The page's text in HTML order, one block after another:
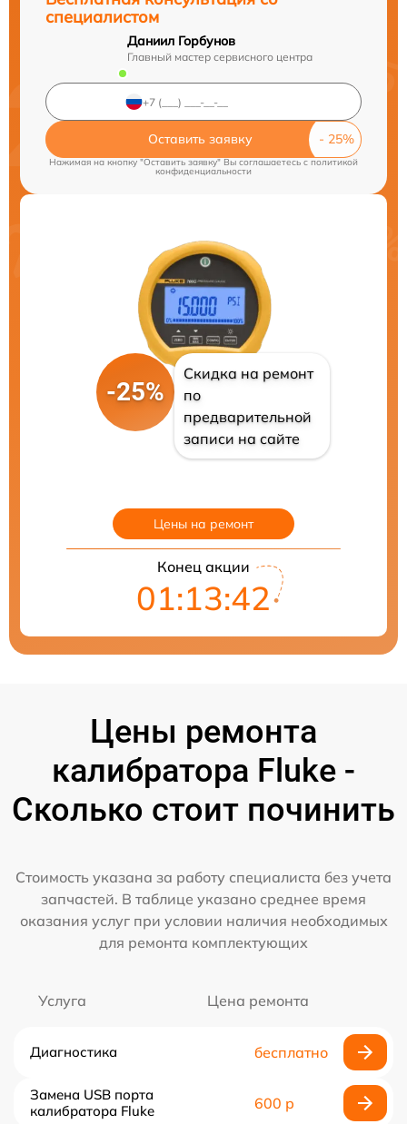
специалистом
Даниил Горбунов
Главный мастер сервисного центра
Оставить заявку
Нажимая на кнопку "Оставить заявку" Вы соглашаетесь cполитикой
конфиденциальности
-25%
Скидка на ремонт
по
предварительной
записи на сайте
Цены на ремонт
Конец акции
01:13:41
Цены ремонта
калибратора Fluke -
Сколько стоит починить
Стоимость указана за работу специалиста без учета
запчастей. В таблице указано среднее время
оказания услуг при условии наличия необходимых
для ремонта комплектующих
Услуга Цена ремонта
Диагностика бесплатно
Замена USB порта
калибратора Fluke
600 р